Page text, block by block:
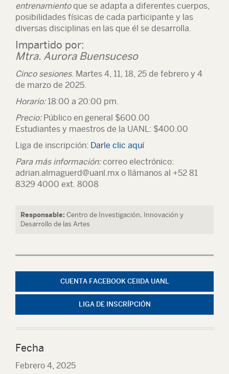
entrenamientoque se adapta a diferentes cuerpos,
posibilidades físicas de cada participante y las
diversas disciplinas en las que él se desarrolla.
Impartido por:
Mtra. Aurora Buensuceso
Cinco sesiones. Martes 4, 11, 18, 25 de febrero y 4
de marzo de 2025.
Horario: 18:00 a 20:00 pm.
Precio: Público en general $600.00
Estudiantes y maestros de la UANL: $400.00
Liga de inscripción: Darle clic aquí
Para más información:correo electrónico:
adrian.almaguerd@uanl.mx o llámanos al +52 81
8329 4000 ext. 8008
Responsable: Centro de Investigación, Innovación y
Desarrollo de las Artes
CUENTA FACEBOOK CEIIDA UANL
LIGA DE INSCRÍPCIÓN
Fecha
Febrero 4, 2025